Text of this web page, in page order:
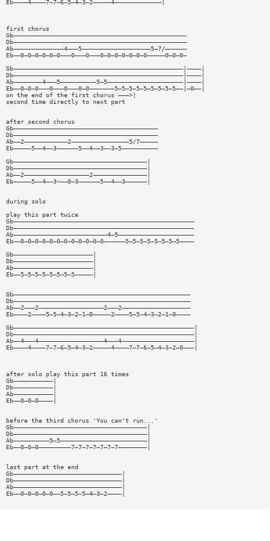
Eb————4————7—7—6—5—4—3—2—————4—————————————|
first chorus
Gb————————————————————————————————————————————————
Db————————————————————————————————————————————————
Ab——————————————4———5———————————————————5—7/——————
Eb——0—0—0—0—0—0———0———0———0—0—0—0—0—0—0—————0—0—0—
Gb———————————————————————————————————————————————|————|
Db———————————————————————————————————————————————|————|
Ab————————4———5——————————5—5—————————————————————|————|
Eb——0—0—0———0———0———0—0———————5—5—5—5—5—5—5—5—5——|—0——|
on the end of the first chorus ———>|
second time directly to next part
after second chorus
Gb————————————————————————————————————————
Db————————————————————————————————————————
Ab——2————————————2————————————————5/7—————
Eb—————5——4——3——————5——4——3——3—5——————————
Gb—————————————————————————————————————|
Db—————————————————————————————————————|
Ab——2——————————————————2———————————————|
Eb—————5——4——3~——0—3——————5——4——3——————|
during solo
play this part twice
Gb——————————————————————————————————————————————————
Db——————————————————————————————————————————————————
Ab——————————————————————————4—5—————————————————————
Eb——0—0—0—0—0—0—0—0—0—0—0—0——————5—5—5—5—5—5—5—5————
Gb——————————————————————|
Db——————————————————————|
Ab——————————————————————|
Eb——5—5—5—5—5—5—5—5—————|
Gb—————————————————————————————————————————————————
Db—————————————————————————————————————————————————
Ab——2———2——————————————————2———2———————————————————
Eb————2————5—5—4—3—2—1—0—————2————5—5—4—3—2—1—0————
Gb——————————————————————————————————————————————————|
Db——————————————————————————————————————————————————|
Ab——4———4——————————————————4———4————————————————————|
Eb————4————7—7—6—5—4—3—2—————4————7—7—6—5—4—3—2—0———|
after solo play this part 16 times
Gb———————————|
Db———————————|
Ab———————————|
Eb——0—0—0————|
before the third chorus 'You can't run...'
Gb—————————————————————————————————————|
Db—————————————————————————————————————|
Ab——————————5—5————————————————————————|
Eb——0—0—0—————————7—7—7—7—7—7—7————————|
last part at the end
Gb——————————————————————————————|
Db——————————————————————————————|
Ab——————————————————————————————|
Eb——0—0—0—0—0——5—5—5—5—4—3—2————|